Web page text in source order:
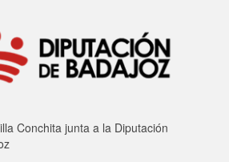
Conchita junta a la Diputación